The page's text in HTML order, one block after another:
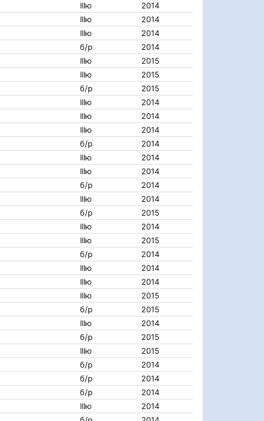
IIIю
2014
IIIю
2014
IIIю
2014
б/р
2014
IIIю
2015
IIIю
2015
б/р
2015
IIIю
2014
IIIю
2014
IIIю
2014
б/р
2014
IIIю
2014
IIIю
2014
б/р
2014
IIIю
2014
б/р
2015
IIIю
2014
IIIю
2015
б/р
2014
IIIю
2014
IIIю
2014
IIIю
2015
б/р
2015
IIIю
2014
б/р
2015
IIIю
2015
б/р
2014
б/р
2014
б/р
2014
IIIю
2014